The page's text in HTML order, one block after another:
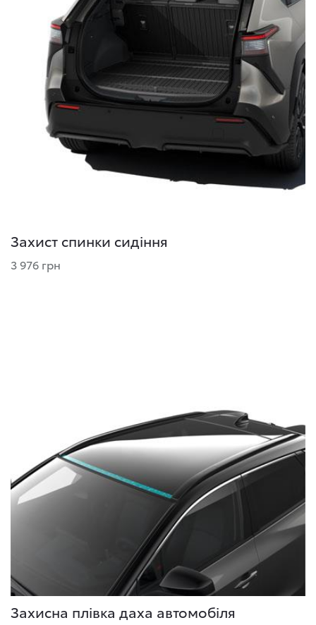
Захист спинки сидіння
3 976 грн
Захисна плівка даха автомобіля